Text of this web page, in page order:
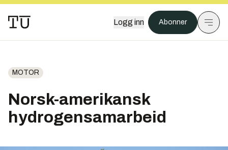
Logg inn Abonner
MOTOR
Norsk-amerikansk
hydrogensamarbeid